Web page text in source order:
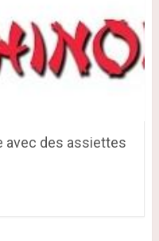
avec des assiettes